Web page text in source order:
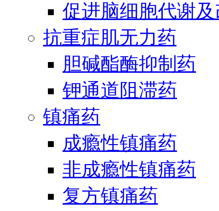
促进脑细胞代谢
抗重症肌无力药
胆碱酯酶抑制药
钾通道阻滞药
镇痛药
成瘾性镇痛药
非成瘾性镇痛药
复方镇痛药